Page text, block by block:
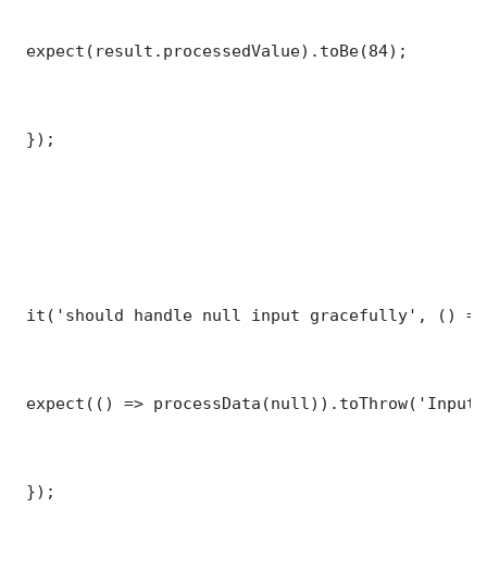
expect(result.processedValue).toBe(84);
});
it('should handle null input gracefully', ()
expect(() =>
});